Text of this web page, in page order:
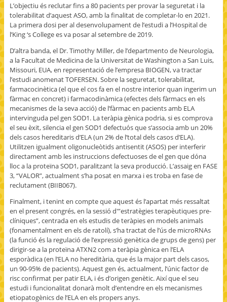
L’objectiu és reclutar fins a 80 pacients per provar la seguretat i la
tolerabilitat d’aquest ASO, amb la finalitat de completar-lo en 2021.
La primera dosi per al desenvolupament de l’estudi a l’Hospital de
l’King ‘s College es va posar al setembre de 2019.
D’altra banda, el Dr. Timothy Miller, de l’departmento de Neurologia,
a la Facultat de Medicina de la Universitat de Washington a San Luis,
Missouri, EUA, en representació de l’empresa BIOGEN, va tractar
l’estudi anomenat TOFERSEN. Sobre la seguretat, tolerabilitat,
farmacocinètica (el que el cos fa en el nostre interior quan ingerim un
fàrmac en concret) i farmacodinàmica (efectes dels fàrmacs en els
mecanismes de la seva acció) de l’fàrmac en pacients amb ELA
intervinguda pel gen SOD1. La teràpia gènica podria, si es comprova
el seu èxit, silencia el gen SOD1 defectuós que s’associa amb un 20%
dels casos hereditaris d’ELA (un 2% de l’total dels casos d’ELA).
Utilitzen igualment oligonucleòtids antisentit (ASOS) per interferir
directament amb les instruccions defectuoses de el gen que dóna
lloc a la proteïna SOD1, paralitzant la seva producció. L’assaig en FASE
3, “VALOR”, actualment s’ha posat en marxa i es troba en fase de
reclutament (BIIB067).
Finalment, i tenint en compte que aquest és l’apartat més ressaltat
en el present congrés, en la sessió d'”estratègies terapèutiques pre-
clíniques”, centrada en els estudis de teràpies en models animals
(fonamentalment en els de ratolí), s’ha tractat de l’ús de microRNAs
(la funció és la regulació de l’expressió genètica de grups de gens) per
dirigir-se a la proteïna ATXN2 com a teràpia gènica en l’ELA
esporàdica (en l’ELA no hereditària, que és la major part dels casos,
un 90-95% de pacients). Aquest gen és, actualment, l’únic factor de
risc confirmat per patir ELA, i és d’origen genètic. Així que el seu
estudi i funcionalitat donarà molt d’entendre en els mecanismes
etiopatogènics de l’ELA en els propers anys.